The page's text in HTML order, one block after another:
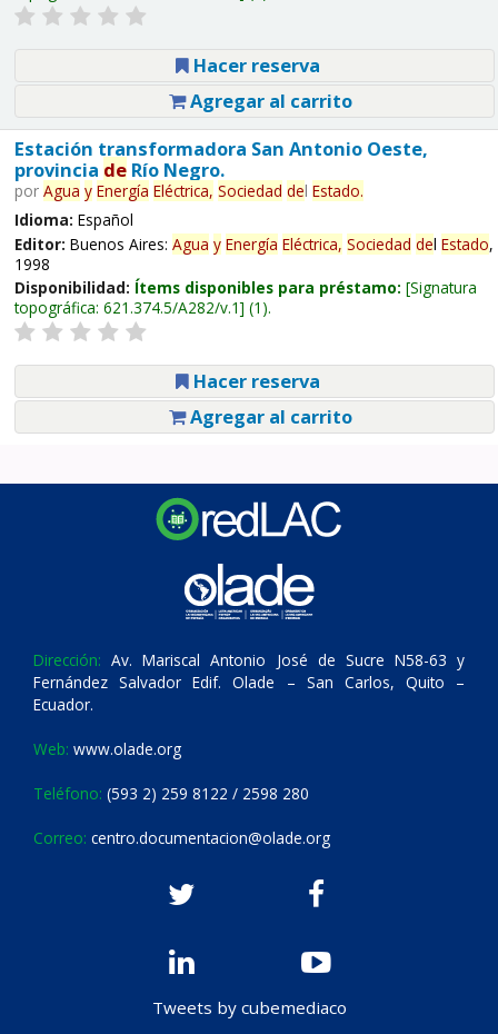
Hacer reserva
Agregar al carrito
Estación transformadora San Antonio Oeste,
provincia deRío Negro.
por Agua y Energía Eléctrica, Sociedad del Estado.
Idioma: Español
Editor: Buenos Aires: Agua y Energía Eléctrica, Sociedad del Estado,
1998
Disponibilidad: Ítems disponibles para préstamo: Signatura
topográfica: 621.374.5/A282/v.1 (1).
Hacer reserva
Agregar al carrito
Dirección: Av. Mariscal Antonio José de Sucre N58-63 y
Fernández Salvador Edif. Olade – San Carlos, Quito –
Ecuador.
Web: www.olade.org
Teléfono: (593 2) 259 8122 / 2598 280
Correo: centro.documentacion@olade.org
Tweets by cubemediaco